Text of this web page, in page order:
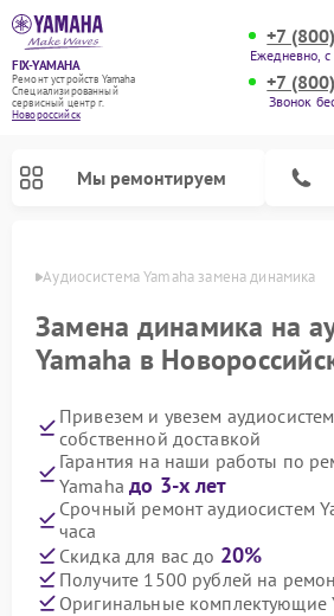
FIX-YAMAHA
Ремонт устройств Yamaha
Специализированный
cервисный центр г.
Новороссийск
+7
Ежедневно,
+7
Звонок
Мы ремонтируем
Аудиосистема Yamaha замена динамика
Замена динамика на
Yamaha в
Привезем и увезем
собственной доставкой
Гарантия на наши работы по
Yamahaдо 3-х лет
Срочный ремонт аудиосистем
часа
Скидка для вас до 20%
Получите 1500 рублей на
Оригинальные комплектующие